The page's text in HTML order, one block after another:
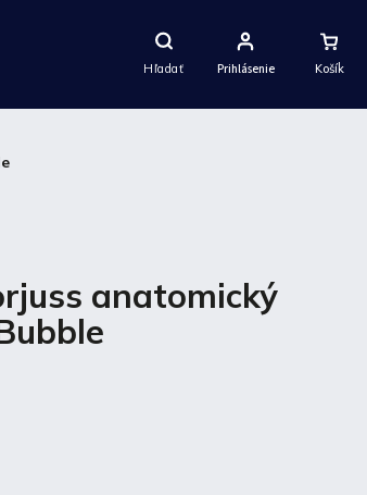
Hľadať
Nákupný
Košík
Prihlásenie
anatomický